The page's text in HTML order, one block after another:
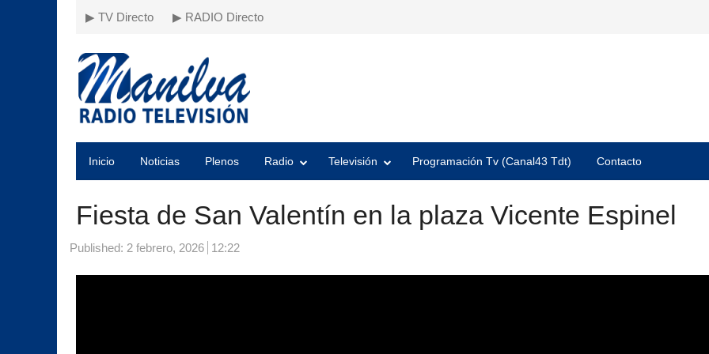
▶ TV Directo ▶ RADIO Directo
Inicio Noticias Plenos Radio Televisión Programación Tv (Canal43 Tdt) Contacto
Fiesta de San Valentín en la plaza Vicente Espinel
Published: 2 febrero, 2026 12:22